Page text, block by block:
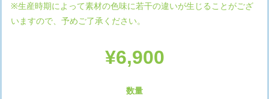
※生産時期によって素材の色味に若干の違いが生じることがござ
いますので、予めご了承ください。
¥6,900
数量